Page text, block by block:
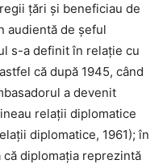
țări și beneficiau de
audientă de șeful
s-a definit în relație cu
că după 1945, când
a devenit
relații diplomatice
diplomatice, 1961); în
diplomația reprezintă